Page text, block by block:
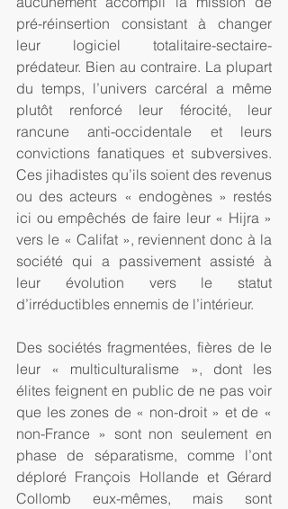
pré-réinsertion consistant à changer
leur logiciel totalitaire-sectaire-
prédateur. Bien au contraire. La plupart
du temps, l’univers carcéral a même
plutôt renforcé leur férocité, leur
rancune anti-occidentale et leurs
convictions fanatiques et subversives.
Ces jihadistes qu’ils soient des revenus
ou des acteurs « endogènes » restés
ici ou empêchés de faire leur « Hijra »
vers le « Califat », reviennent donc à la
société qui a passivement assisté à
leur évolution vers le statut
d’irréductibles ennemis de l’intérieur.
Des sociétés fragmentées, fières de le
leur « multiculturalisme », dont les
élites feignent en public de ne pas voir
que les zones de « non-droit » et de «
non-France » sont non seulement en
phase de séparatisme, comme l’ont
déploré François Hollande et Gérard
Collomb eux-mêmes, mais sont